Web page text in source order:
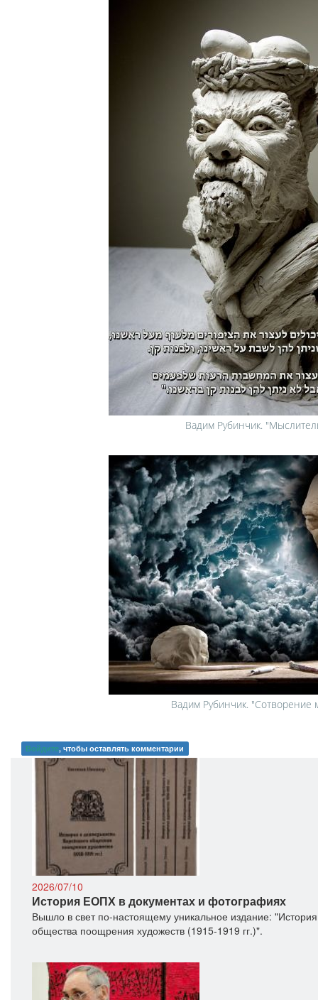
Вадим Рубинчик.
Вадим Рубинчик. "Сотворение
Войдите, чтобы оставлять комментарии
2026/07/10
История ЕОПХ в документах и фотографиях
Вышло в свет по-настоящему уникальное издание: "История
общества поощрения художеств (1915-1919 гг.)".